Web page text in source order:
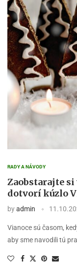
RADY A NÁVODY
Zaobstarajte
dotvorí kúzlo
byadmin
Vianoce sú časom,
aby sme navodili tú